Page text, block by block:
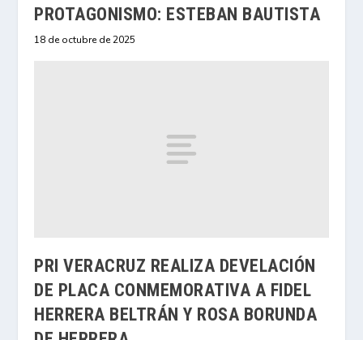
PROTAGONISMO: ESTEBAN BAUTISTA
18 de octubre de 2025
PRI VERACRUZ REALIZA DEVELACIÓN
DE PLACA CONMEMORATIVA A FIDEL
HERRERA BELTRÁN Y ROSA BORUNDA